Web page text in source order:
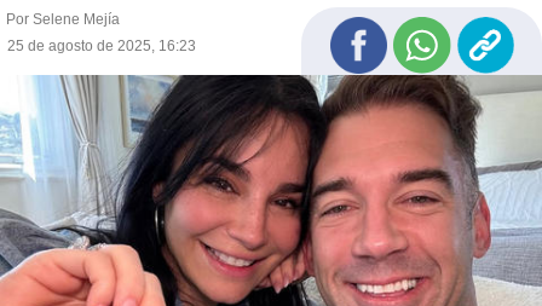
Por Selene Mejía
25 de agosto de 2025, 16:23